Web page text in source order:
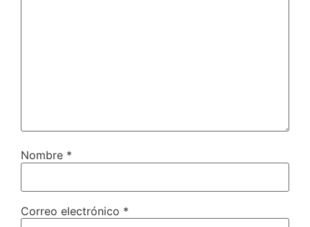
Nombre *
Correo electrónico *